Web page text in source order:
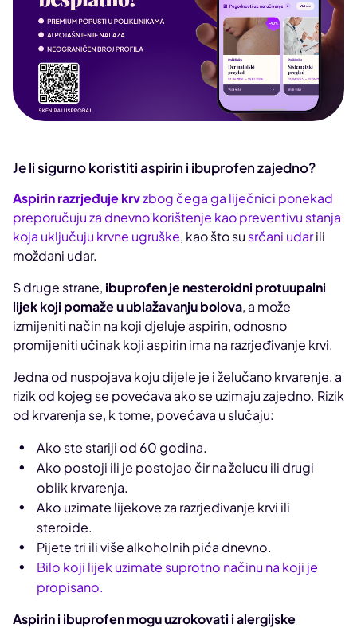
Je li sigurno koristiti aspirin i ibuprofen zajedno?
Aspirin razrjeđuje krvzbog čega ga liječnici ponekad
preporučuju za dnevno korištenje kao preventivu stanja
koja uključuju krvne ugruške, kao što su srčani udarili
moždani udar.
S druge strane, ibuprofen je nesteroidni protuupalni
lijek koji pomaže u ublažavanju bolova, a može
izmijeniti način na koji djeluje aspirin, odnosno
promijeniti učinak koji aspirin ima na razrjeđivanje krvi.
Jedna od nuspojava koju dijele je i želučano krvarenje, a
rizik od kojeg se povećava ako se uzimaju zajedno. Rizik
od krvarenja se, k tome, povećava u slučaju:
Ako ste stariji od 60 godina.
Ako postoji ili je postojao čir na želucu ili drugi
oblik krvarenja.
Ako uzimate lijekove za razrjeđivanje krvi ili
steroide.
Pijete tri ili više alkoholnih pića dnevno.
Bilo koji lijek uzimate suprotno načinu na koji je
propisano.
Aspirin i ibuprofen mogu uzrokovati i alergijske